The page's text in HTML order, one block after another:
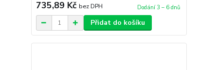
735,89 Kč bez DPH Dodání 3 – 6 dnů
Přidat do košíku